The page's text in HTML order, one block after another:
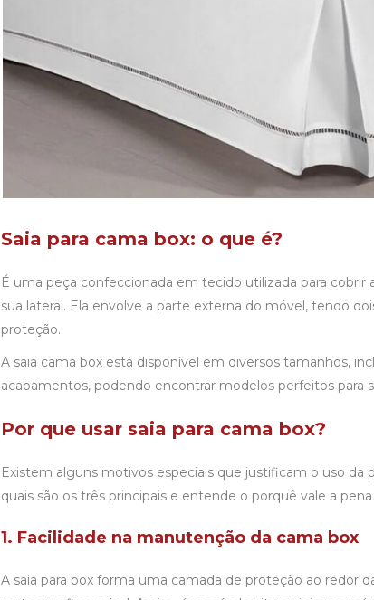
Saia para cama box: o que é?
É uma peça confeccionada em tecido utilizada para cobrir
sua lateral. Ela envolve a parte externa do móvel, tendo
proteção.
A saia cama box está disponível em diversos tamanhos,
acabamentos, podendo encontrar modelos perfeitos para
Por que usar saia para cama box?
Existem alguns motivos especiais que justificam o uso da
quais são os três principais e entende o porquê vale a
1. Facilidade na manutenção da cama box
A saia para box forma uma camada de proteção ao redor